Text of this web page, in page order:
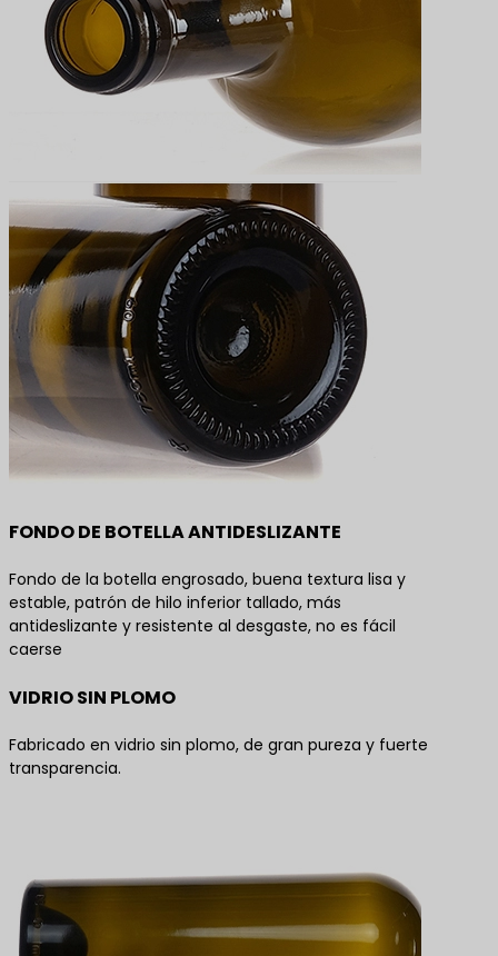
FONDO DE BOTELLA ANTIDESLIZANTE
Fondo de la botella engrosado, buena textura lisa y
estable, patrón de hilo inferior tallado, más
antideslizante y resistente al desgaste, no es fácil
caerse
VIDRIO SIN PLOMO
Fabricado en vidrio sin plomo, de gran pureza y fuerte
transparencia.